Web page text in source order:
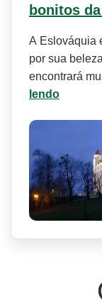
bonitos
A Eslováquia
por sua
encontrará
lendo